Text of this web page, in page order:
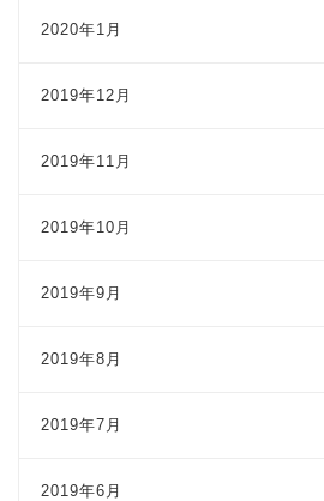
2020年1月
2019年12月
2019年11月
2019年10月
2019年9月
2019年8月
2019年7月
2019年6月